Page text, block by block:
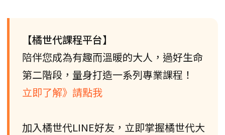
【橘世代課程平台】
陪伴您成為有趣而溫暖的大人，過好生命
第二階段，量身打造一系列專業課程！
立即了解》請點我
加入橘世代LINE好友，立即掌握橘世代大